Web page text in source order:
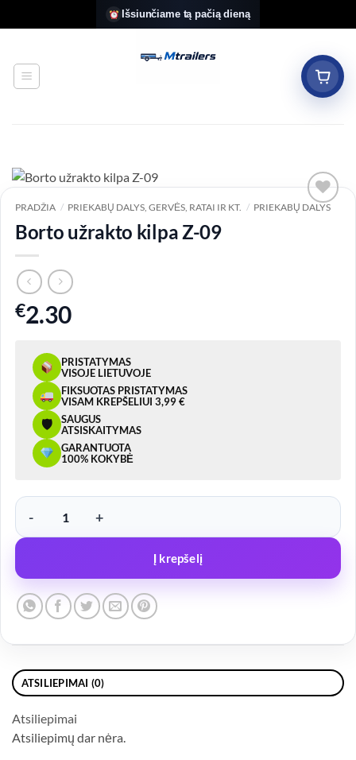
to
Išsiunčiame tą pačią dieną
PRADŽIA / PRIEKABŲ DALYS, GERVĖS, RATAI IR KT. / PRIEKABŲ DALYS
Borto užrakto kilpa Z-09
€2.30
PRISTATYMAS
VISOJE LIETUVOJE
FIKSUOTAS PRISTATYMAS
VISAM KREPŠELIUI 3,99 €
🛡
SAUGUS
ATSISKAITYMAS
GARANTUOTA
100% KOKYBĖ
produkto kiekis: Borto užrakto kilpa Z-09
Į krepšelį
ATSILIEPIMAI (0)
Atsiliepimai
Atsiliepimų dar nėra.